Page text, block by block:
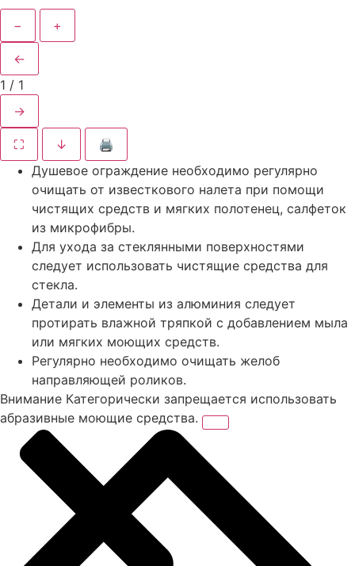
− +
←
1 / 1
→
⛶ ↓
🖨
Душевое ограждение необходимо регулярно
очищать от известкового налета при помощи
чистящих средств и мягких полотенец, салфеток
из микрофибры.
Для ухода за стеклянными поверхностями
следует использовать чистящие средства для
стекла.
Детали и элементы из алюминия следует
протирать влажной тряпкой с добавлением мыла
или мягких моющих средств.
Регулярно необходимо очищать желоб
направляющей роликов.
Внимание Категорически запрещается использовать
абразивные моющие средства.